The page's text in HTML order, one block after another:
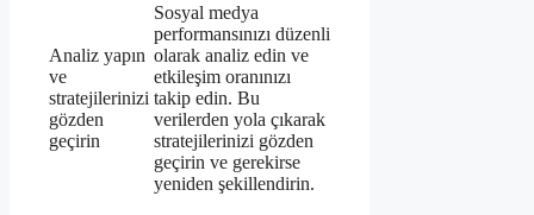
Analiz yapın
ve
stratejilerinizi
gözden
geçirin
Sosyal medya
performansınızı düzenli
olarak analiz edin ve
etkileşim oranınızı
takip edin. Bu
verilerden yola çıkarak
stratejilerinizi gözden
geçirin ve gerekirse
yeniden şekillendirin.